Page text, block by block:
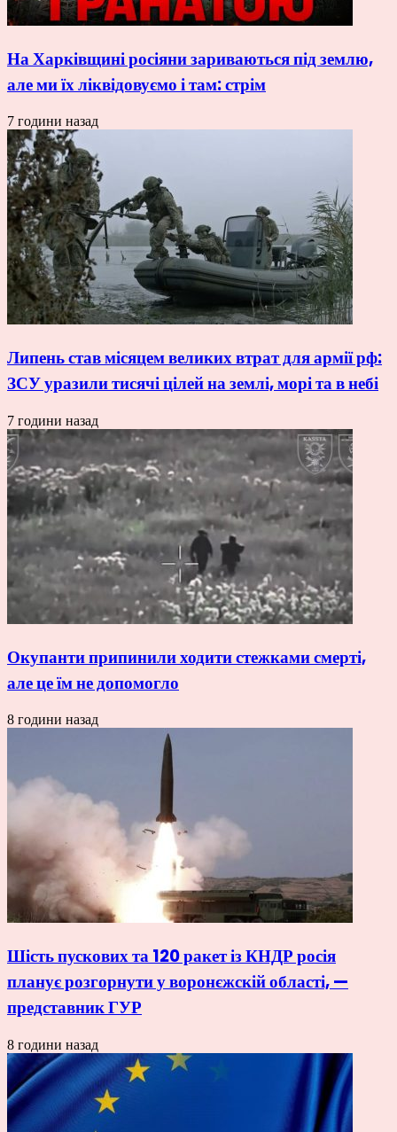
На Харківщині росіяни зариваються під землю,
але ми їх ліквідовуємо і там: стрім
7 години назад
Липень став місяцем великих втрат для армії рф:
ЗСУ уразили тисячі цілей на землі, морі та в небі
7 години назад
Окупанти припинили ходити стежками смерті,
але це їм не допомогло
8 години назад
Шість пускових та 120 ракет із КНДР росія
планує розгорнути у воронєжскій області, —
представник ГУР
8 години назад